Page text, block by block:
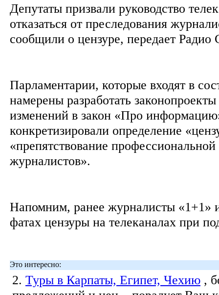
Депутаты призвали руководство
отказаться от преследования
сообщили о цензуре, передает Радио
Парламентарии, которые входят в
намерены разработать
изменений в закон «Про
конкретизировали определение
«препятствование профессиональной
журналистов».
Напомним, ранее журналисты «1+1»
фатах цензуры на телеканалах при
Это интересно:
2. Туры в Карпаты, Египет, Чехию ,